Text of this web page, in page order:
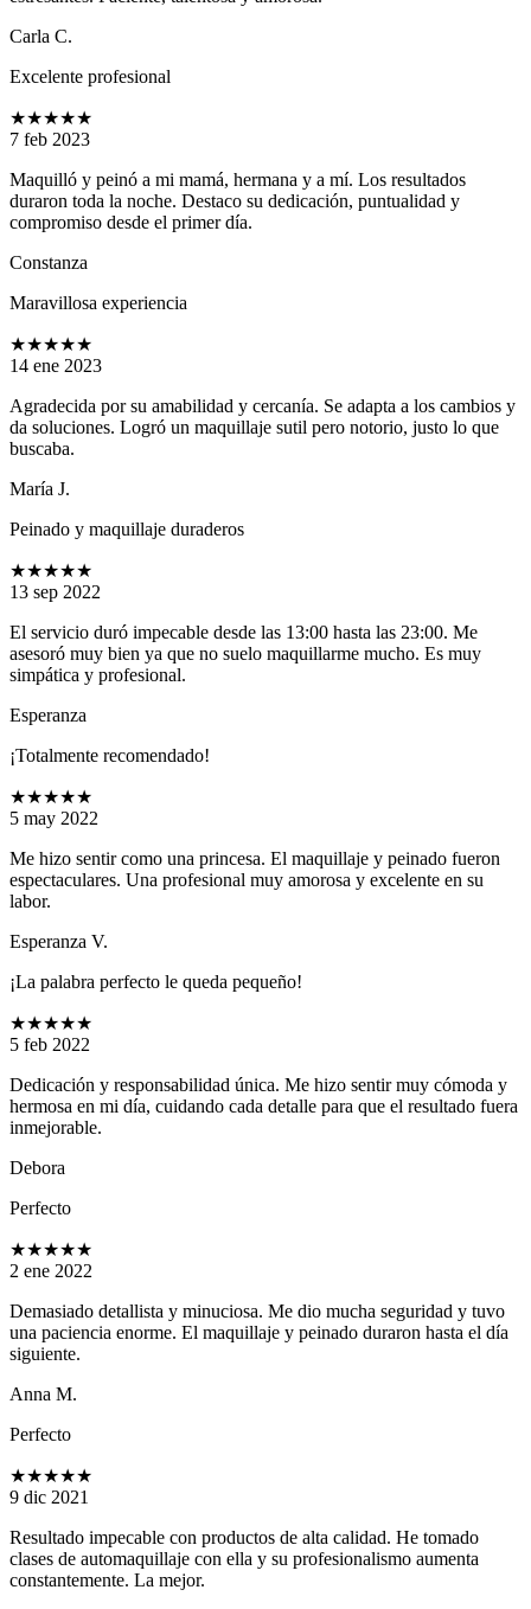
Carla C.
Excelente profesional
★★★★★
7 feb 2023
Maquilló y peinó a mi mamá, hermana y a mí. Los resultados
duraron toda la noche. Destaco su dedicación, puntualidad y
compromiso desde el primer día.
Constanza
Maravillosa experiencia
★★★★★
14 ene 2023
Agradecida por su amabilidad y cercanía. Se adapta a los cambios y
da soluciones. Logró un maquillaje sutil pero notorio, justo lo que
buscaba.
María J.
Peinado y maquillaje duraderos
★★★★★
13 sep 2022
El servicio duró impecable desde las 13:00 hasta las 23:00. Me
asesoró muy bien ya que no suelo maquillarme mucho. Es muy
simpática y profesional.
Esperanza
¡Totalmente recomendado!
★★★★★
5 may 2022
Me hizo sentir como una princesa. El maquillaje y peinado fueron
espectaculares. Una profesional muy amorosa y excelente en su
labor.
Esperanza V.
¡La palabra perfecto le queda pequeño!
★★★★★
5 feb 2022
Dedicación y responsabilidad única. Me hizo sentir muy cómoda y
hermosa en mi día, cuidando cada detalle para que el resultado fuera
inmejorable.
Debora
Perfecto
★★★★★
2 ene 2022
Demasiado detallista y minuciosa. Me dio mucha seguridad y tuvo
una paciencia enorme. El maquillaje y peinado duraron hasta el día
siguiente.
Anna M.
Perfecto
★★★★★
9 dic 2021
Resultado impecable con productos de alta calidad. He tomado
clases de automaquillaje con ella y su profesionalismo aumenta
constantemente. La mejor.